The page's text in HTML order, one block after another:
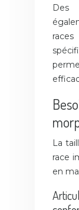
Des
La
race
en